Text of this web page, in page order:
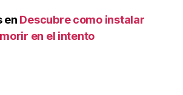
en Descubre como instalar
en el intento